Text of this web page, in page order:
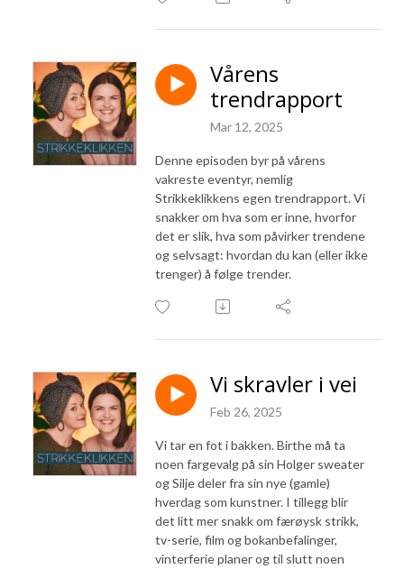
Vårens
trendrapport
Mar 12, 2025
Denne episoden byr på vårens
vakreste eventyr, nemlig
Strikkeklikkens egen trendrapport. Vi
snakker om hva som er inne, hvorfor
det er slik, hva som påvirker trendene
og selvsagt: hvordan du kan (eller ikke
trenger) å følge trender.
Vi skravler i vei
Feb 26, 2025
Vi tar en fot i bakken. Birthe må ta
noen fargevalg på sin Holger sweater
og Silje deler fra sin nye (gamle)
hverdag som kunstner. I tillegg blir
det litt mer snakk om færøysk strikk,
tv-serie, film og bokanbefalinger,
vinterferie planer og til slutt noen